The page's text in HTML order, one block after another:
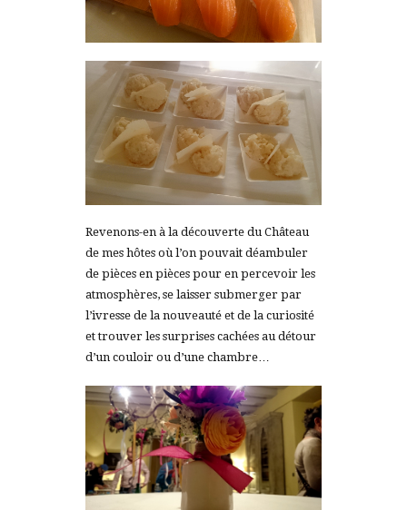
Revenons-en à la découverte du Château
de mes hôtes où l’on pouvait déambuler
de pièces en pièces pour en percevoir les
atmosphères, se laisser submerger par
l’ivresse de la nouveauté et de la curiosité
et trouver les surprises cachées au détour
d’un couloir ou d’une chambre…